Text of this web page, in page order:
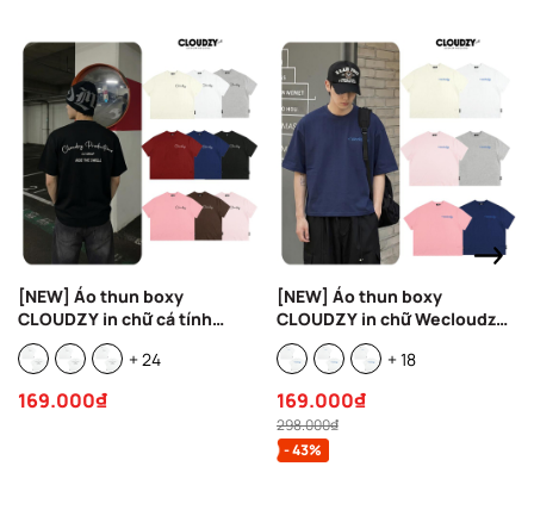
[NEW] Áo thun boxy
CLOUDZY in chữ cá tính
100% cotton 250gsm nam nữ
áo phông local brand
+ 24
169.000₫
[NEW] Áo thun boxy
CLOUDZY in chữ Wecloudzy
100% cotton 250gsm dày
dặn áo phông form rộng nam
+ 18
169.000₫
298.000₫
- 43%